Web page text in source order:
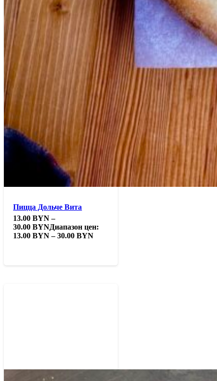
Пицца Дольче Вита
13.00BYN –
30.00BYNДиапазон цен:
13.00 BYN – 30.00 BYN